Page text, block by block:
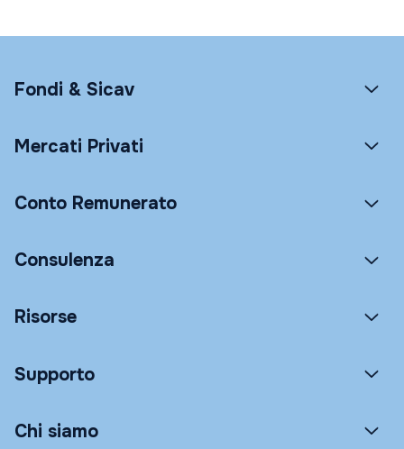
Fondi & Sicav
Mercati Privati
Conto Remunerato
Consulenza
Risorse
Supporto
Chi siamo